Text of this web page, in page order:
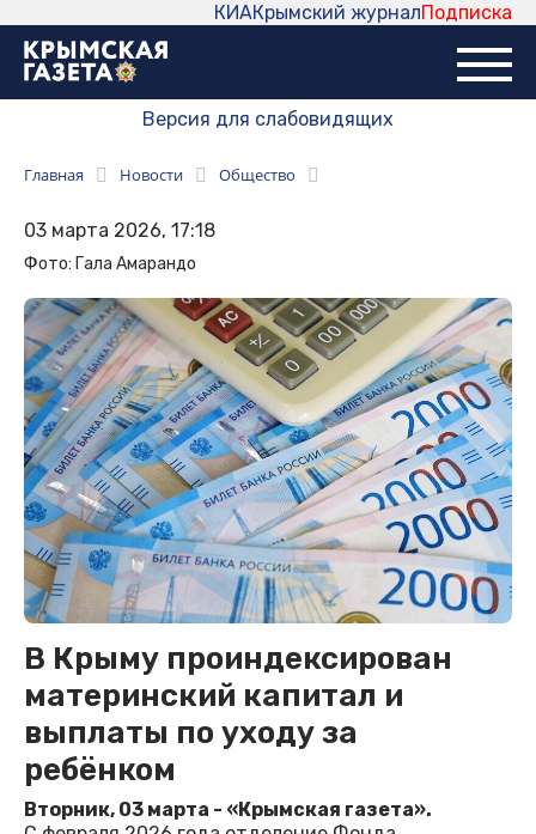
Подписка
Крымский журнал
КИА
Версия для слабовидящих
Главная Новости Общество
03 марта 2026, 17:18
Фото: Гала Амарандо
В Крыму проиндексирован
материнский капитал и
выплаты по уходу за
ребёнком
Вторник, 03 марта - «Крымская газета».